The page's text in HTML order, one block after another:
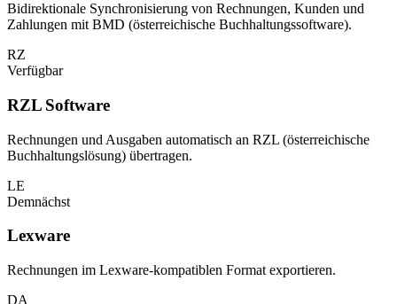
Bidirektionale Synchronisierung von Rechnungen, Kunden und
Zahlungen mit BMD (österreichische Buchhaltungssoftware).
RZ
Verfügbar
RZL Software
Rechnungen und Ausgaben automatisch an RZL (österreichische
Buchhaltungslösung) übertragen.
LE
Demnächst
Lexware
Rechnungen im Lexware-kompatiblen Format exportieren.
DA